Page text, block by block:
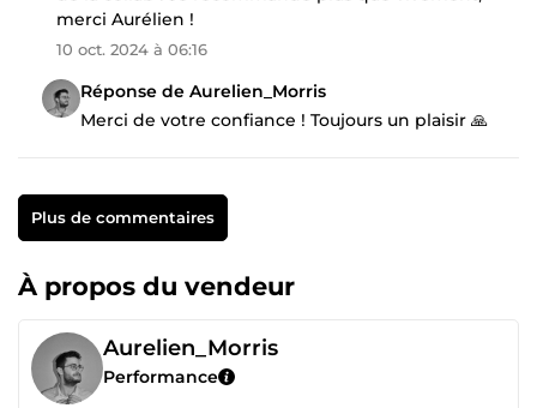
merci Aurélien !
10 oct. 2024 à 06:16
Réponse de Aurelien_Morris
Merci de votre confiance ! Toujours un plaisir 🙏
Plus de commentaires
À propos du vendeur
Aurelien_Morris
Performance